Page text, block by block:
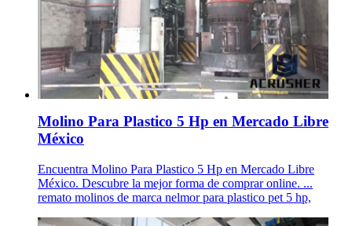
Molino Para Plastico 5 Hp en Mercado Libre
México
Encuentra Molino Para Plastico 5 Hp en Mercado Libre
México. Descubre la mejor forma de comprar online. ...
remato molinos de marca nelmor para plastico pet 5 hp,